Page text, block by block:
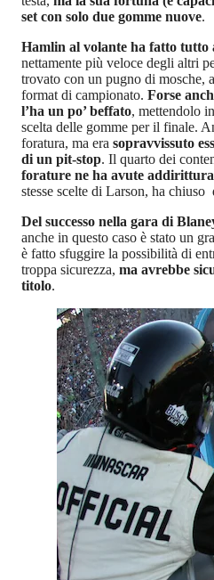
set con solo due gomme nuove.
Hamlin al volante ha fatto tutto
nettamente più veloce degli altri
trovato con un pugno di mosche,
format di campionato. Forse
l’ha un po’ beffato, mettendolo
scelta delle gomme per il finale.
foratura, ma era sopravvissuto
di un pit-stop. Il quarto dei
forature ne ha avute
stesse scelte di Larson, ha chiuso
Del successo nella gara di
anche in questo caso è stato un
è fatto sfuggire la possibilità di
troppa sicurezza, ma avrebbe
titolo.